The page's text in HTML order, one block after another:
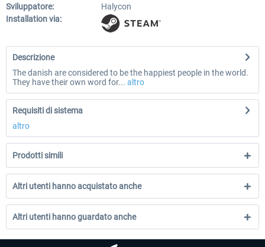
Sviluppatore:
Halycon
Installation via:
Descrizione
The danish are considered to be the happiest people in the world.
They have their own word for... altro
Requisiti di sistema
altro
Prodotti simili
Altri utenti hanno acquistato anche
Altri utenti hanno guardato anche